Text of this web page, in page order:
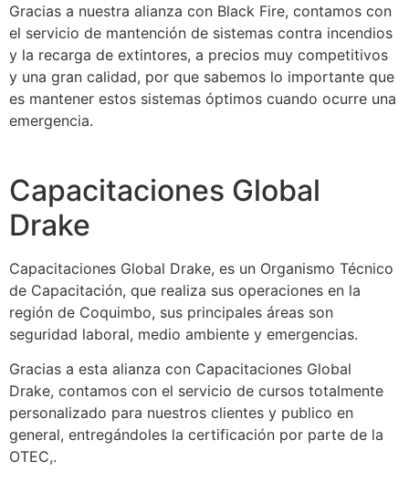
Gracias a nuestra alianza con Black Fire, contamos con
el servicio de mantención de sistemas contra incendios
y la recarga de extintores, a precios muy competitivos
y una gran calidad, por que sabemos lo importante que
es mantener estos sistemas óptimos cuando ocurre una
emergencia.
Capacitaciones Global
Drake
Capacitaciones Global Drake, es un Organismo Técnico
de Capacitación, que realiza sus operaciones en la
región de Coquimbo, sus principales áreas son
seguridad laboral, medio ambiente y emergencias.
Gracias a esta alianza con Capacitaciones Global
Drake, contamos con el servicio de cursos totalmente
personalizado para nuestros clientes y publico en
general, entregándoles la certificación por parte de la
OTEC,.